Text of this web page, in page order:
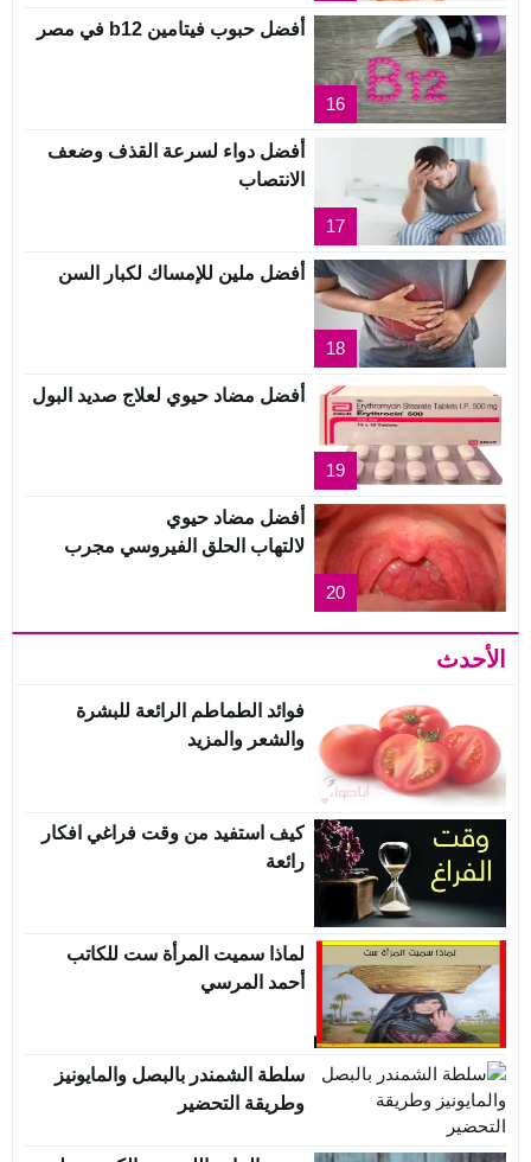
16
أفضل حبوب فيتامين b12 في مصر
17
أفضل دواء لسرعة القذف وضعف
الانتصاب
18
أفضل ملين للإمساك لكبار السن
19
أفضل مضاد حيوي لعلاج صديد البول
20
أفضل مضاد حيوي
لالتهاب الحلق الفيروسي مجرب
الأحدث
فوائد الطماطم الرائعة للبشرة
والشعر والمزيد
كيف استفيد من وقت فراغي افكار
رائعة
لماذا سميت المرأة ست للكاتب
أحمد المرسي
سلطة الشمندر بالبصل والمايونيز
وطريقة التحضير